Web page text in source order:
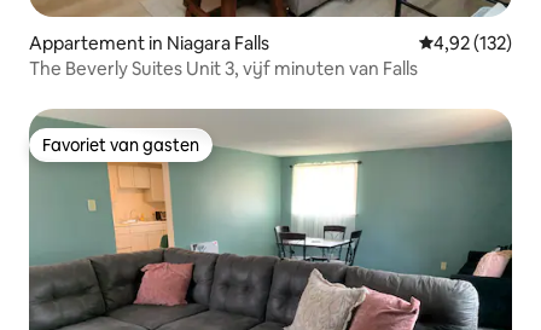
Appartement in Niagara Falls Gemiddelde
4,92 (132)
The Beverly Suites Unit 3, vijf minuten van Falls
Favoriet van gasten
Favoriet van gasten